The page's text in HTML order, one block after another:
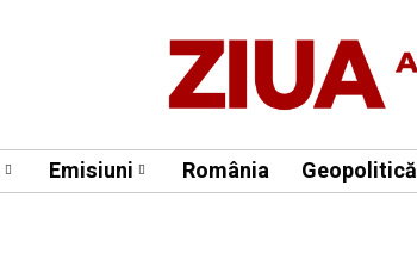
Emisiuni România Geopolitică